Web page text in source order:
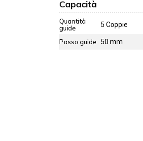
Capacità
Quantità
guide
5 Coppie
Passo guide 50 mm